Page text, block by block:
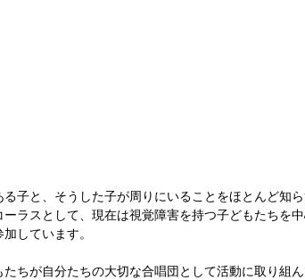
る子と、そうした子が周りにいることをほとんど知
ラスとして、現在は視覚障害を持つ子どもたちを
しています。
ちが自分たちの大切な合唱団として活動に取り組